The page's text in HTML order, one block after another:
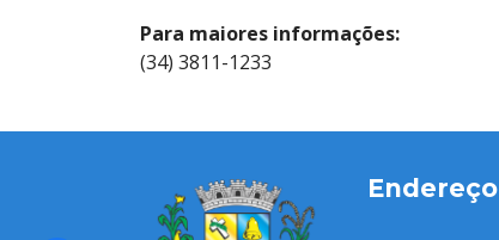
Para maiores informações:
(34) 3811-1233
Endereço